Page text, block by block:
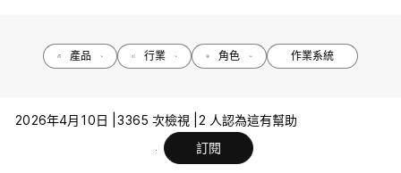
產品 行業 角色 作業系統
2026年4月10日 | 3365 次檢視 |
2 人認為這有幫助
訂閱